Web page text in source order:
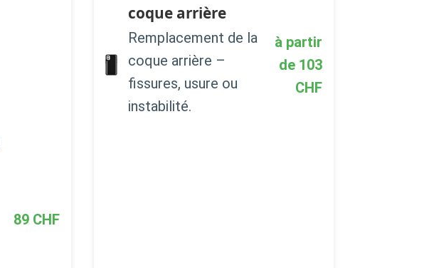
89CHF
coque arrière
Remplacement de la
coque arrière –
fissures, usure ou
instabilité.
à partir
de 103
CHF